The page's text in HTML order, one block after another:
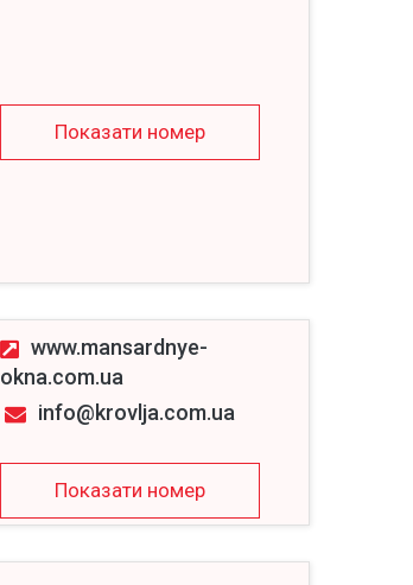
Показати номер
www.mansardnye-
okna.com.ua
info@krovlja.com.ua
Показати номер